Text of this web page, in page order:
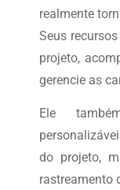
realmente
Seus
projeto,
gerencie as
Ele
do projeto,
rastreamento